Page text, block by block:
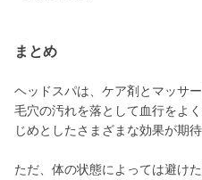
まとめ
ヘッドスパは、ケア剤とマッサ
毛穴の汚れを落として血行をよ
じめとしたさまざまな効果が期待
ただ、体の状態によっては避け